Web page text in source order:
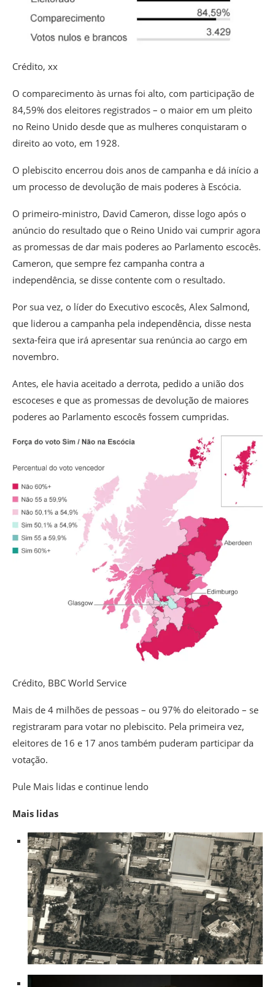
Crédito, xx
O comparecimento às urnas foi alto, com participação de
84,59% dos eleitores registrados – o maior em um pleito
no Reino Unido desde que as mulheres conquistaram o
direito ao voto, em 1928.
O plebiscito encerrou dois anos de campanha e dá início a
um processo de devolução de mais poderes à Escócia.
O primeiro-ministro, David Cameron, disse logo após o
anúncio do resultado que o Reino Unido vai cumprir agora
as promessas de dar mais poderes ao Parlamento escocês.
Cameron, que sempre fez campanha contra a
independência, se disse contente com o resultado.
Por sua vez, o líder do Executivo escocês, Alex Salmond,
que liderou a campanha pela independência, disse nesta
sexta-feira que irá apresentar sua renúncia ao cargo em
novembro.
Antes, ele havia aceitado a derrota, pedido a união dos
escoceses e que as promessas de devolução de maiores
poderes ao Parlamento escocês fossem cumpridas.
Crédito, BBC World Service
Mais de 4 milhões de pessoas – ou 97% do eleitorado – se
registraram para votar no plebiscito. Pela primeira vez,
eleitores de 16 e 17 anos também puderam participar da
votação.
Pule Mais lidas e continue lendo
Mais lidas